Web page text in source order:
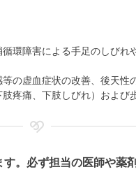
環障害による手足のしびれ
の虚血症状の改善、後天性
疼痛、下肢しびれ）および
。必ず担当の医師や薬